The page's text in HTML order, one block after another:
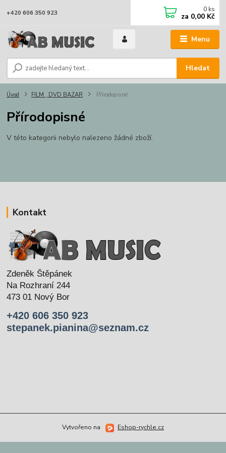
Menu
Hledat
+420 606 350 923 0 ks
za 0,00 Kč
Úvod FILM , DVD BAZAR Přírodopisné
Přírodopisné
V této kategorii nebylo nalezeno žádné zboží.
Kontakt
Zdeněk Štěpánek
Na Rozhraní 244
473 01 Nový Bor
+420 606 350 923
stepanek.pianina@seznam.cz
Vytvořeno na Eshop-rychle.cz